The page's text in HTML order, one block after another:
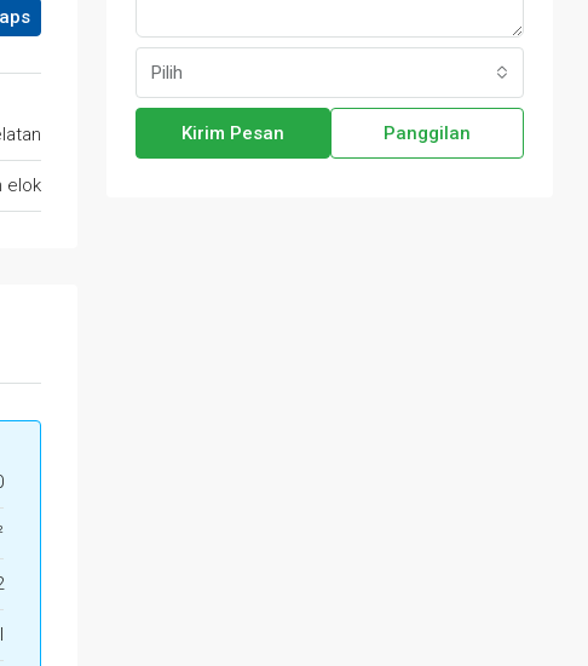
elok
Pilih
Kirim Pesan Panggilan